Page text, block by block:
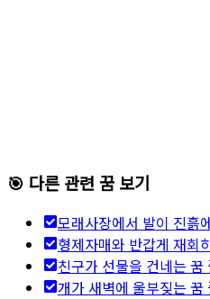
🎯 다른 관련 꿈 보기
모래사장에서 발이 진흙
형제자매와 반갑게 재회
친구가 선물을 건네는 꿈
개가 새벽에 울부짖는 꿈